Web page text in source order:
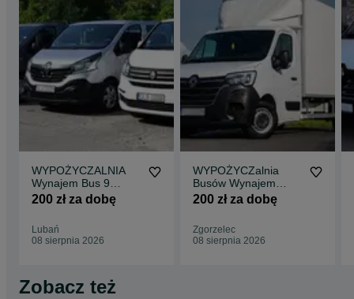
WYPOŻYCZALNIA
Wynajem Bus 9
osobowy WOLNE
200 zł za dobę
Lubań
08 sierpnia 2026
WYPOŻYCZalnia
Busów Wynajem
Busa KONTENER
200 zł za dobę
Zgorzelec
08 sierpnia 2026
Zobacz też